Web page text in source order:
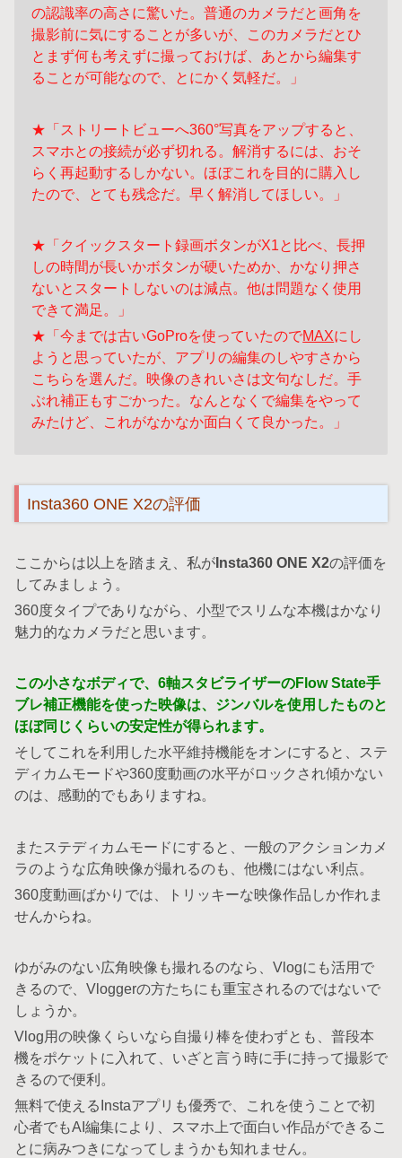
の認識率の高さに驚いた。普通のカメラだと画角を
撮影前に気にすることが多いが、このカメラだとひ
とまず何も考えずに撮っておけば、あとから編集す
ることが可能なので、とにかく気軽だ。」
★「ストリートビューへ360°写真をアップすると、
スマホとの接続が必ず切れる。解消するには、おそ
らく再起動するしかない。ほぼこれを目的に購入し
たので、とても残念だ。早く解消してほしい。」
★「クイックスタート録画ボタンがX1と比べ、長押
しの時間が長いかボタンが硬いためか、かなり押さ
ないとスタートしないのは減点。他は問題なく使用
できて満足。」
★「今までは古いGoProを使っていたのでMAXにし
ようと思っていたが、アプリの編集のしやすさから
こちらを選んだ。映像のきれいさは文句なしだ。手
ぶれ補正もすごかった。なんとなくで編集をやって
みたけど、これがなかなか面白くて良かった。」
Insta360 ONE X2の評価
ここからは以上を踏まえ、私が Insta360 ONE X2の評価を
してみましょう。
360度タイプでありながら、小型でスリムな本機はかなり
魅力的なカメラだと思います。
この小さなボディで、6軸スタビライザーのFlow State手
ブレ補正機能を使った映像は、ジンバルを使用したものと
ほぼ同じくらいの安定性が得られます。
そしてこれを利用した水平維持機能をオンにすると、ステ
ディカムモードや360度動画の水平がロックされ傾かない
のは、感動的でもありますね。
またステディカムモードにすると、一般のアクションカメ
ラのような広角映像が撮れるのも、他機にはない利点。
360度動画ばかりでは、トリッキーな映像作品しか作れま
せんからね。
ゆがみのない広角映像も撮れるのなら、Vlogにも活用で
きるので、Vloggerの方たちにも重宝されるのではないで
しょうか。
Vlog用の映像くらいなら自撮り棒を使わずとも、普段本
機をポケットに入れて、いざと言う時に手に持って撮影で
きるので便利。
無料で使えるInstaアプリも優秀で、これを使うことで初
心者でもAI編集により、スマホ上で面白い作品ができるこ
とに病みつきになってしまうかも知れません。